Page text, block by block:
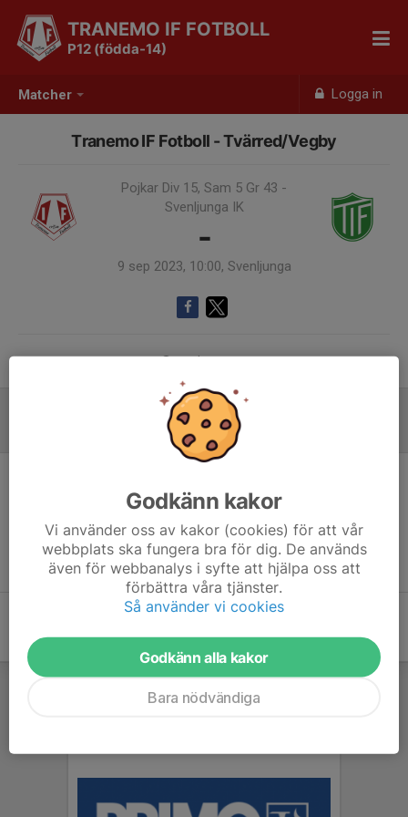
Matcher Logga in
TRANEMO IF FOTBOLL
P12 (födda-14)
Tranemo IF Fotboll - Tvärred/Vegby
Pojkar Div 15, Sam 5 Gr 43 -
Svenljunga IK
-
9 sep 2023, 10:00, Svenljunga
Samling 09:00
Inget referat skrivet
Godkänn kakor
Vi använder oss av kakor (cookies) för att vår
webbplats ska fungera bra för dig. De används
även för webbanalys i syfte att hjälpa oss att
förbättra våra tjänster.
Så använder vi cookies
Godkänn alla kakor
Bara nödvändiga